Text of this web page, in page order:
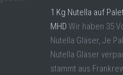
1 Kg Nutella auf
MHD Wir haben 35
Nutella Gläser, Je
Nutella Gläser
stammt aus